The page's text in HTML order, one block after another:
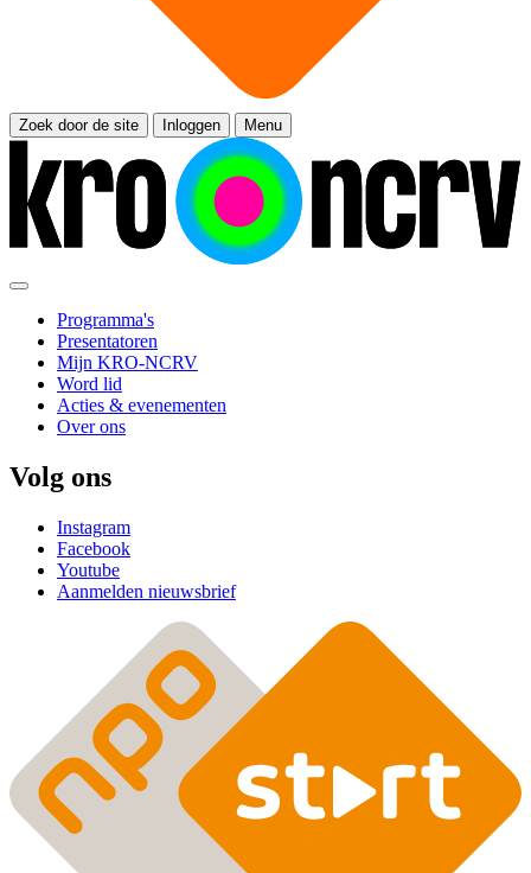
Zoek door de site Inloggen Menu
Programma's
Presentatoren
Mijn KRO-NCRV
Word lid
Acties & evenementen
Over ons
Volg ons
Instagram
Facebook
Youtube
Aanmelden nieuwsbrief